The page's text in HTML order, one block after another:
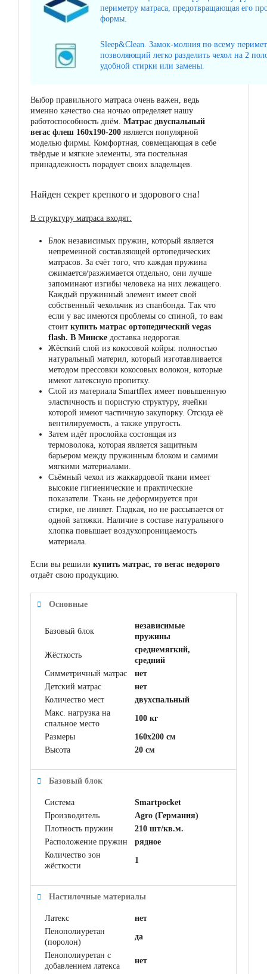
периметру матраса, предотвращающая его
формы.
Sleep&Clean. Замок-молния по всему
позволяющий легко разделить чехол на 2
удобной стирки или замены.
Выбор правильного матраса очень важен, ведь
именно качество сна ночью определяет нашу
работоспособность днём. Матрас двуспальный
вегас флеш 160x190-200 является популярной
моделью фирмы. Комфортная, совмещающая в себе
твёрдые и мягкие элементы, эта постельная
принадлежность порадует своих владельцев.
Найден секрет крепкого и здорового сна!
В структуру матраса входят:
Блок независимых пружин, который является
непременной составляющей ортопедических
матрасов. За счёт того, что каждая пружина
сжимается/разжимается отдельно, они лучше
запоминают изгибы человека на них лежащего.
Каждый пружинный элемент имеет свой
собственный чехольчик из спанбонда. Так что
если у вас имеются проблемы со спиной, то вам
стоит купить матрас ортопедический vegas
flash. В Минске доставка недорогая.
Жёсткий слой из кокосовой койры: полностью
натуральный материл, который изготавливается
методом прессовки кокосовых волокон, которые
имеют латексную пропитку.
Слой из материала Smartflex имеет повышенную
эластичность и пористую структуру, ячейки
которой имеют частичную закупорку. Отсюда её
вентилируемость, а также упругость.
Затем идёт прослойка состоящая из
термоволока, которая является защитным
барьером между пружинным блоком и самими
мягкими материалами.
Съёмный чехол из жаккардовой ткани имеет
высокие гигиенические и практические
показатели. Ткань не деформируется при
стирке, не линяет. Гладкая, но не рассыпается от
одной затяжки. Наличие в составе натурального
хлопка повышает воздухопроницаемость
материала.
Если вы решили купить матрас, то вегас недорого
отдаёт свою продукцию.
Основные
Базовый блок
независимые
пружины
Жёсткость
среднемягкий,
средний
Симметричный матрас
нет
Детский матрас
нет
Количество мест
двухспальный
Макс. нагрузка на
спальное место
100 кг
Размеры
160x200 см
Высота
20 см
Базовый блок
Система
Smartpocket
Производитель
Agro (Германия)
Плотность пружин
210 шт/кв.м.
Расположение пружин
рядное
Количество зон
жёсткости
1
Настилочные материалы
Латекс
нет
Пенополиуретан
(поролон)
да
Пенополиуретан с
добавлением латекса
нет